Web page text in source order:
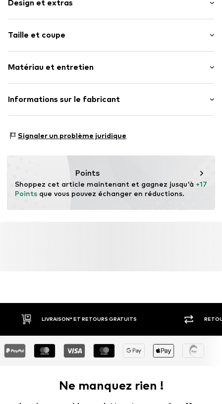
Design et extras
Dentelle
Ourlet en forme de vague
Numéro d'article. LAS3987008000001
Taille et coupe
Taille : Taille basse
Matériau et entretien
Matériau supérieur : 90% Polyamid - PA, 10% Élasthane
Informations sur le fabricant
22179 Hamburg
Signaler un problème juridique
Points
Shoppez cet article maintenant et gagnez jusqu'à +17
Points que vous pouvez échanger en réductions.
LIVRAISON* ET RETOURS GRATUITS
Ne manquez rien !